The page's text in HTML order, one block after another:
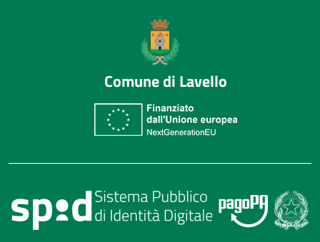
Comune di Lavello